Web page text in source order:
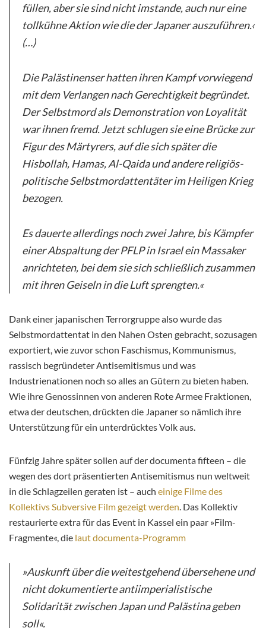
füllen, aber sie sind nicht imstande, auch nur eine
tollkühne Aktion wie die der Japaner auszuführen.‹
(…)
Die Palästinenser hatten ihren Kampf vorwiegend
mit dem Verlangen nach Gerechtigkeit begründet.
Der Selbstmord als Demonstration von Loyalität
war ihnen fremd. Jetzt schlugen sie eine Brücke zur
Figur des Märtyrers, auf die sich später die
Hisbollah, Hamas, Al-Qaida und andere religiös-
politische Selbstmordattentäter im Heiligen Krieg
bezogen.
Es dauerte allerdings noch zwei Jahre, bis Kämpfer
einer Abspaltung der PFLP in Israel ein Massaker
anrichteten, bei dem sie sich schließlich zusammen
mit ihren Geiseln in die Luft sprengten.«
Dank einer japanischen Terrorgruppe also wurde das
Selbstmordattentat in den Nahen Osten gebracht, sozusagen
exportiert, wie zuvor schon Faschismus, Kommunismus,
rassisch begründeter Antisemitismus und was
Industrienationen noch so alles an Gütern zu bieten haben.
Wie ihre Genossinnen von anderen Rote Armee Fraktionen,
etwa der deutschen, drückten die Japaner so nämlich ihre
Unterstützung für ein unterdrücktes Volk aus.
Fünfzig Jahre später sollen auf der documenta fifteen – die
wegen des dort präsentierten Antisemitismus nun weltweit
in die Schlagzeilen geraten ist – auch einige Filme des
Kollektivs Subversive Film gezeigt werden . Das Kollektiv
restaurierte extra für das Event in Kassel ein paar »Film-
Fragmente«, die laut documenta-Programm
»Auskunft über die weitestgehend übersehene und
nicht dokumentierte antiimperialistische
Solidarität zwischen Japan und Palästina geben
soll«.